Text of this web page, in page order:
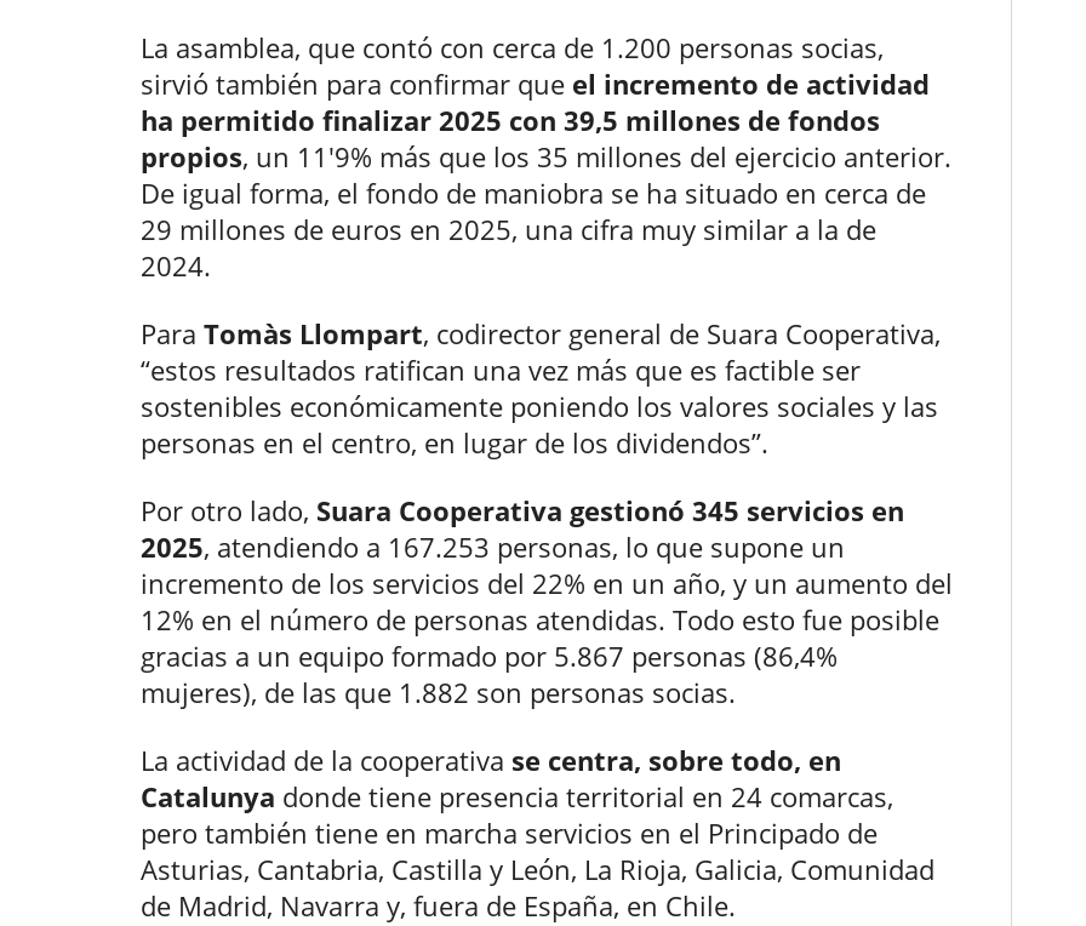
La asamblea, que contó con cerca de 1.200 personas socias,
sirvió también para confirmar que el incremento de actividad
ha permitido finalizar 2025 con 39,5 millones de fondos
propios, un 11'9% más que los 35 millones del ejercicio anterior.
De igual forma, el fondo de maniobra se ha situado en cerca de
29 millones de euros en 2025, una cifra muy similar a la de
2024.
Para Tomàs Llompart, codirector general de Suara Cooperativa,
“estos resultados ratifican una vez más que es factible ser
sostenibles económicamente poniendo los valores sociales y las
personas en el centro, en lugar de los dividendos”.
Por otro lado, Suara Cooperativa gestionó 345 servicios en
2025, atendiendo a 167.253 personas, lo que supone un
incremento de los servicios del 22% en un año, y un aumento del
12% en el número de personas atendidas. Todo esto fue posible
gracias a un equipo formado por 5.867 personas (86,4%
mujeres), de las que 1.882 son personas socias.
La actividad de la cooperativa se centra, sobre todo, en
Catalunya donde tiene presencia territorial en 24 comarcas,
pero también tiene en marcha servicios en el Principado de
Asturias, Cantabria, Castilla y León, La Rioja, Galicia, Comunidad
de Madrid, Navarra y, fuera de España, en Chile.